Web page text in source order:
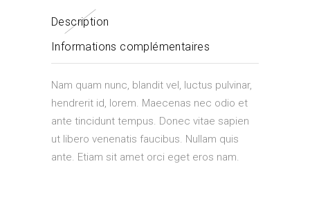
Description
Informations complémentaires
Nam quam nunc, blandit vel, luctus pulvinar,
hendrerit id, lorem. Maecenas nec odio et
ante tincidunt tempus. Donec vitae sapien
ut libero venenatis faucibus. Nullam quis
ante. Etiam sit amet orci eget eros nam.